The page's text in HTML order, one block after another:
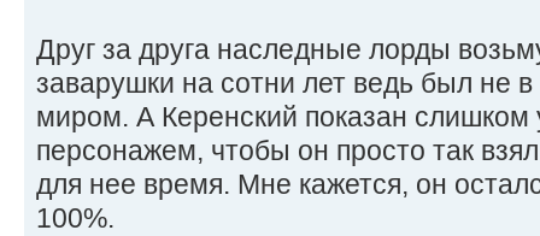
Друг за друга наследные лорды
заварушки на сотни лет ведь был не
миром. А Керенский показан
персонажем, чтобы он просто так
для нее время. Мне кажется, он
100%.